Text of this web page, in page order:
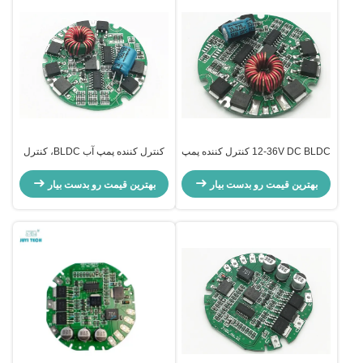
12-36V DC BLDC کنترل کننده پمپ
بهترین قیمت رو بدست بیار
کنترل کننده پمپ آب BLDC، کنترل
PWM
بهترین قیمت رو بدست بیار